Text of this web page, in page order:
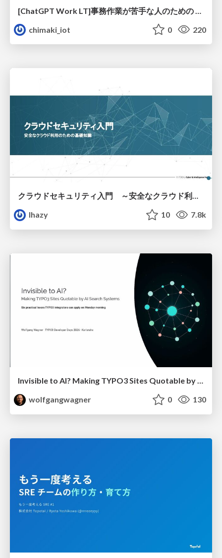
chimaki_iot
0 220
クラウドセキュリティ入門 ～安全なクラウド利用のための基礎知識～
lhazy
10 7.8k
Invisible to AI? Making TYPO3 Sites Quotable by AI Search Systems
wolfgangwagner
0 130